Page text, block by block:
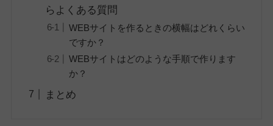
らよくある質問
WEBサイトを作るときの横幅はどれくらい
ですか？
WEBサイトはどのような手順で作ります
か？
まとめ